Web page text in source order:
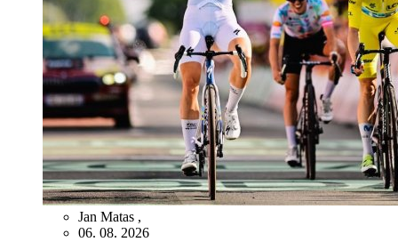
Jan Matas ,
06. 08. 2026